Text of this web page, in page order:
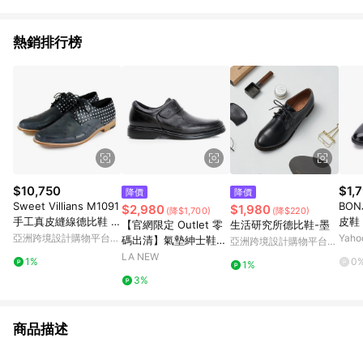
熱銷排行榜
$10,750
Sweet Villians M1091
手工真皮縫線德比鞋 霧
鐵灰圓點黑
亞洲跨境設計購物平台
1%
降價
$2,980 (降$1,700)
【官網限定 Outlet 零
碼出清】氣墊紳士鞋
(男214035038)
LA NEW
3%
降價
$1,980 (降$220)
生活研究所德比鞋-墨
亞洲跨境設計購物平台
1%
皮
商品描述